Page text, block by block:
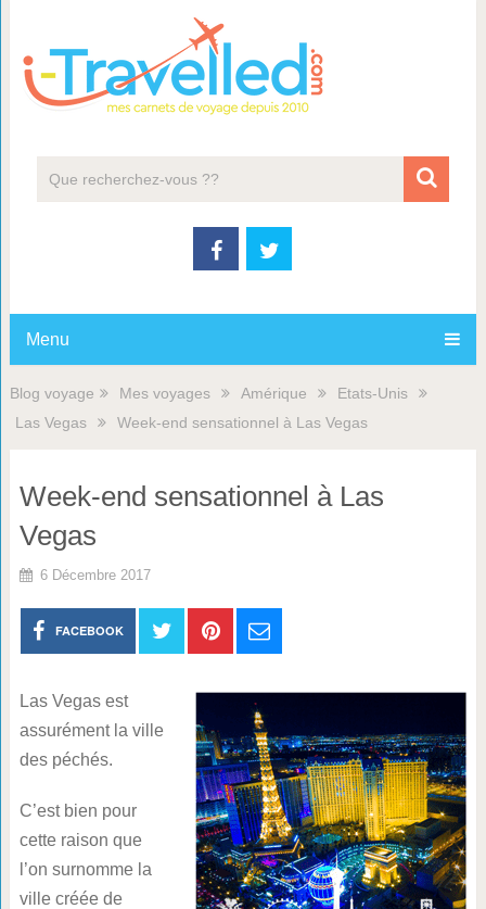
Menu
Blog voyage Mes voyages Amérique
Etats-Unis
Las Vegas
Week-end sensationnel à Las Vegas
Week-end sensationnel à Las
Vegas
6 Décembre 2017
FACEBOOK
Las Vegas est
assurément la ville
des péchés.
C’est bien pour
cette raison que
l’on surnomme la
ville créée de